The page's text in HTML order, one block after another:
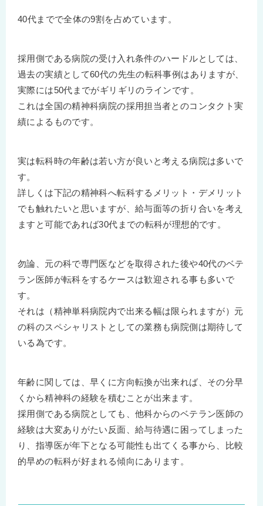
40代までで全体の9割を占めています。
採用側である病院の受け入れ条件のハードルとしては、
過去の実績として60代の先生の転科事例はありますが、
実際には50代までがギリギリのラインです。
これは全国の精神科病院の採用担当者とのコンタクト実
績によるものです。
実は転科時の年齢は若い方が良いと考える病院は多いで
す。
詳しくは下記の精神科へ転科するメリット・デメリット
でも触れたいと思いますが、給与面等の折り合いを考え
ますと可能であれば30代までの転科が理想的です。
勿論、元の科で専門医などを取得された後や40代のベテ
ラン医師が転科をするケースは歓迎される事も多いで
す。
それは（精神単科病院内で出来る幅は限られますが）元
の科のスペシャリストとしての業務も病院側は期待して
いる為です。
年齢に関しては、早くに方向転換が出来れば、その分早
くから精神科の経験を積むことが出来ます。
採用側である病院としても、他科からのベテラン医師の
経験は大変ありがたい反面、給与待遇に困ってしまった
り、指導医が年下となる可能性も出てくる事から、比較
的早めの転科が好まれる傾向にあります。